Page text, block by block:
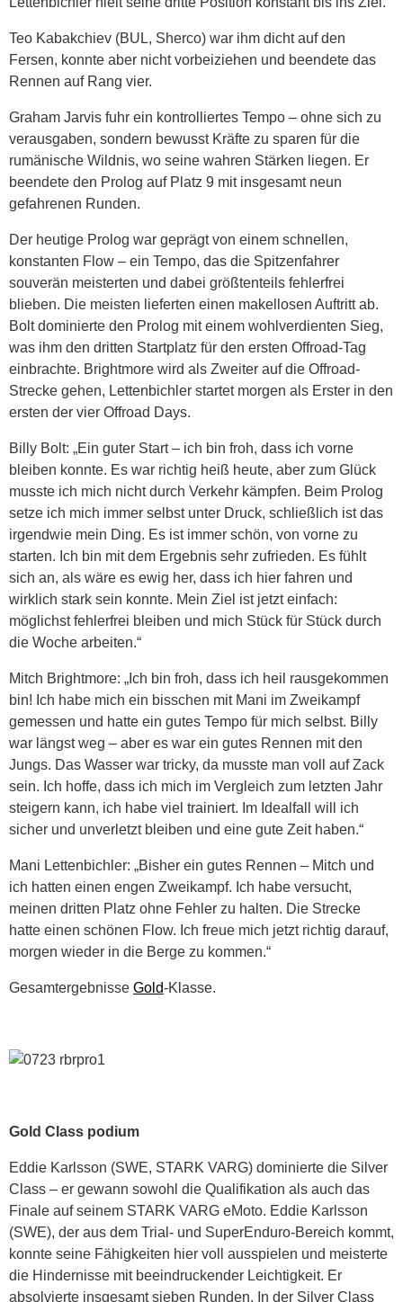
Teo Kabakchiev (BUL, Sherco) war ihm dicht auf den
Fersen, konnte aber nicht vorbeiziehen und beendete das
Rennen auf Rang vier.
Graham Jarvis fuhr ein kontrolliertes Tempo – ohne sich zu
verausgaben, sondern bewusst Kräfte zu sparen für die
rumänische Wildnis, wo seine wahren Stärken liegen. Er
beendete den Prolog auf Platz 9 mit insgesamt neun
gefahrenen Runden.
Der heutige Prolog war geprägt von einem schnellen,
konstanten Flow – ein Tempo, das die Spitzenfahrer
souverän meisterten und dabei größtenteils fehlerfrei
blieben. Die meisten lieferten einen makellosen Auftritt ab.
Bolt dominierte den Prolog mit einem wohlverdienten Sieg,
was ihm den dritten Startplatz für den ersten Offroad-Tag
einbrachte. Brightmore wird als Zweiter auf die Offroad-
Strecke gehen, Lettenbichler startet morgen als Erster in den
ersten der vier Offroad Days.
Billy Bolt: „Ein guter Start – ich bin froh, dass ich vorne
bleiben konnte. Es war richtig heiß heute, aber zum Glück
musste ich mich nicht durch Verkehr kämpfen. Beim Prolog
setze ich mich immer selbst unter Druck, schließlich ist das
irgendwie mein Ding. Es ist immer schön, von vorne zu
starten. Ich bin mit dem Ergebnis sehr zufrieden. Es fühlt
sich an, als wäre es ewig her, dass ich hier fahren und
wirklich stark sein konnte. Mein Ziel ist jetzt einfach:
möglichst fehlerfrei bleiben und mich Stück für Stück durch
die Woche arbeiten.“
Mitch Brightmore: „Ich bin froh, dass ich heil rausgekommen
bin! Ich habe mich ein bisschen mit Mani im Zweikampf
gemessen und hatte ein gutes Tempo für mich selbst. Billy
war längst weg – aber es war ein gutes Rennen mit den
Jungs. Das Wasser war tricky, da musste man voll auf Zack
sein. Ich hoffe, dass ich mich im Vergleich zum letzten Jahr
steigern kann, ich habe viel trainiert. Im Idealfall will ich
sicher und unverletzt bleiben und eine gute Zeit haben.“
Mani Lettenbichler: „Bisher ein gutes Rennen – Mitch und
ich hatten einen engen Zweikampf. Ich habe versucht,
meinen dritten Platz ohne Fehler zu halten. Die Strecke
hatte einen schönen Flow. Ich freue mich jetzt richtig darauf,
morgen wieder in die Berge zu kommen.“
Gesamtergebnisse Gold-Klasse.
Gold Class podium
Eddie Karlsson (SWE, STARK VARG) dominierte die Silver
Class – er gewann sowohl die Qualifikation als auch das
Finale auf seinem STARK VARG eMoto. Eddie Karlsson
(SWE), der aus dem Trial- und SuperEnduro-Bereich kommt,
konnte seine Fähigkeiten hier voll ausspielen und meisterte
die Hindernisse mit beeindruckender Leichtigkeit. Er
absolvierte insgesamt sieben Runden. In der Silver Class